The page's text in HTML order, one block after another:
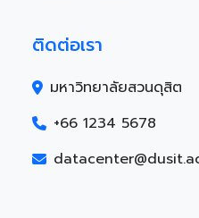
ติดต่อเรา
มหาวิทยาลัยสวนดุสิต
+66 1234 5678